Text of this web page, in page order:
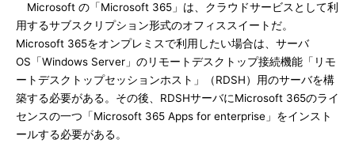
Microsoft の「Microsoft 365」は、クラウドサービスとして利
用するサブスクリプション形式のオフィススイートだ。
Microsoft 365をオンプレミスで利用したい場合は、サーバ
OS「Windows Server」のリモートデスクトップ接続機能「リモ
ートデスクトップセッションホスト」（RDSH）用のサーバを構
築する必要がある。その後、RDSHサーバにMicrosoft 365のライ
センスの一つ「Microsoft 365 Apps for enterprise」をインスト
ールする必要がある。